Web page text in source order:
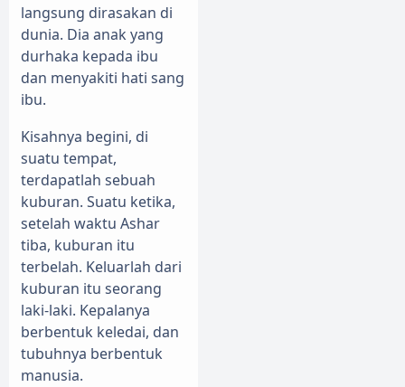
langsung dirasakan di
dunia. Dia anak yang
durhaka kepada ibu
dan menyakiti hati sang
ibu.
Kisahnya begini, di
suatu tempat,
terdapatlah sebuah
kuburan. Suatu ketika,
setelah waktu Ashar
tiba, kuburan itu
terbelah. Keluarlah dari
kuburan itu seorang
laki-laki. Kepalanya
berbentuk keledai, dan
tubuhnya berbentuk
manusia.